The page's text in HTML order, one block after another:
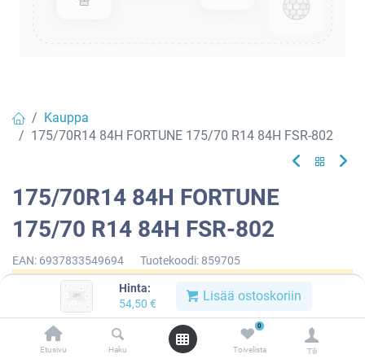
Hinta:
54,50 € Lisää ostoskoriin
Etusivu Haku
0
Toivelista Tili
Kauppa
175/70R14 84H FORTUNE 175/70 R14 84H FSR-802
175/70R14 84H FORTUNE
175/70 R14 84H FSR-802
EAN: 6937833549694 Tuotekoodi: 859705
Tällä tuotteella ei ole kelvollista yhdistelmää.
FORTUNE